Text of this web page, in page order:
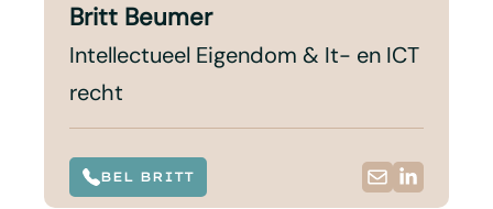
Britt Beumer
Intellectueel Eigendom & It- en ICT
recht
BEL BRITT